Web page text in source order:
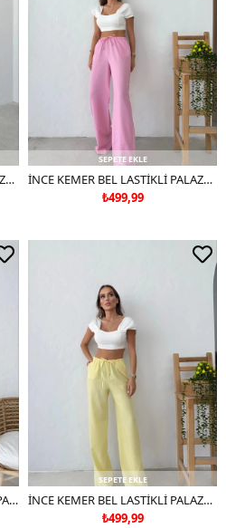
İNCE KEMER BEL LASTİKLİ PALAZZO KETEN PANTOLON BEYAZ
SEPETE EKLE
İNCE KEMER BEL LASTİKLİ PALAZZO KETEN PANTOLON PEMBE
₺499,99
BEL BAĞCIKLI PALAZZO KETEN PANTOLON KREM
SEPETE EKLE
İNCE KEMER BEL LASTİKLİ PALAZZO KETEN PANTOLON SARI
₺499,99